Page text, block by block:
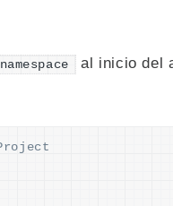
namespace
al inicio del